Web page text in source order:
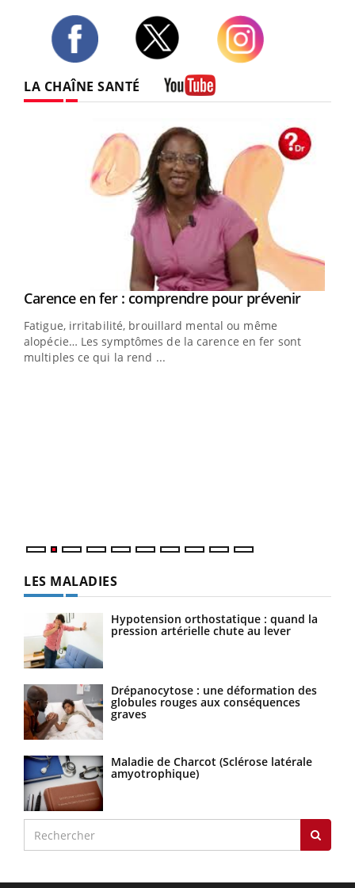
LA CHAÎNE SANTÉ
Youtube
Carence en fer : comprendre pour prévenirYoutube
Fatigue, irritabilité, brouillard mental ou même
alopécie… Les symptômes de la carence en fer sont
multiples ce qui la rend ...
LES MALADIES
Hypotension orthostatique : quand la
pression artérielle chute au lever
Drépanocytose : une déformation des
globules rouges aux conséquences
graves
Maladie de Charcot (Sclérose latérale
amyotrophique)